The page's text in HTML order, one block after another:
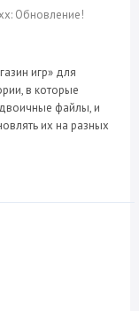
Обновление!
игр» для
в которые
файлы, и
их на разных